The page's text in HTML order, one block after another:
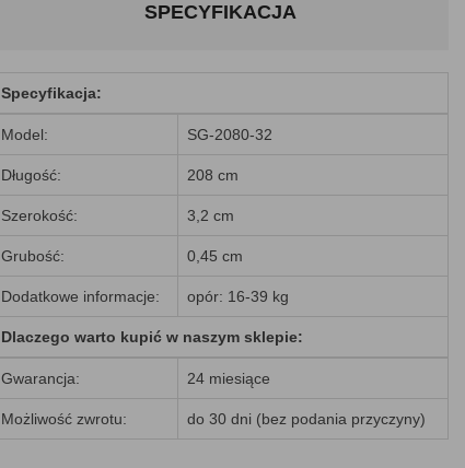
SPECYFIKACJA
Specyfikacja:
Model: SG-2080-32
Długość: 208 cm
Szerokość: 3,2 cm
Grubość: 0,45 cm
Dodatkowe informacje: opór: 16-39 kg
Dlaczego warto kupić w naszym sklepie:
Gwarancja: 24 miesiące
Możliwość zwrotu: do 30 dni (bez podania przyczyny)